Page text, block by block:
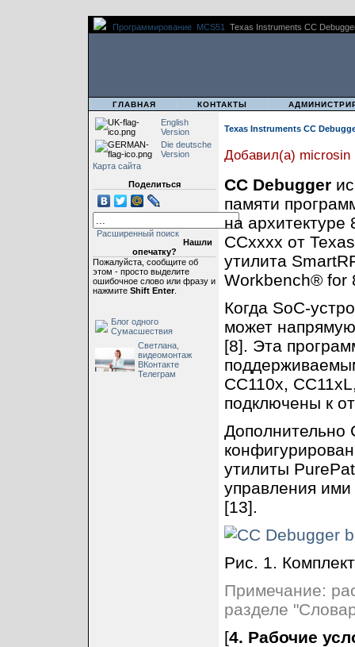
Программирование MCS51 Texas Instruments CC
| ГЛАВНАЯ | КОНТАКТЫ |
English
Version
Die deutsche
Version
Карта сайта
Поделиться
Расширенный поиск
Нашли
опечатку?
Пожалуйста, сообщите об
этом - просто выделите
ошибочное слово или фразу и
нажмите Shift Enter.
Блог одного
Сумасшествия
Светлана,
видеомонтаж
ВКонтакте
Телеграм
Texas Instruments CC
Добавил(а) microsin
CC Debugger
памяти
на архитектуре
CCxxxx от
утилита
Workbench® for
Когда SoC-
может
[8]. Эта
CC110x,
подключены к
Дополнительно
утилиты
управления
[13].
Рис. 1.
Примечание:
разделе
[4. Рабочие